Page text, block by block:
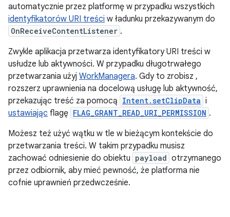
automatycznie przez platformę w przypadku wszystkich
identyfikatorów URI treści w ładunku przekazywanym do
OnReceiveContentListener .
Zwykle aplikacja przetwarza identyfikatory URI treści w
usłudze lub aktywności. W przypadku długotrwałego
przetwarzania użyj WorkManagera. Gdy to zrobisz ,
rozszerz uprawnienia na docelową usługę lub aktywność,
przekazując treść za pomocą Intent.setClipData i
ustawiając flagę FLAG_GRANT_READ_URI_PERMISSION .
Możesz też użyć wątku w tle w bieżącym kontekście do
przetwarzania treści. W takim przypadku musisz
zachować odniesienie do obiektu payload otrzymanego
przez odbiornik, aby mieć pewność, że platforma nie
cofnie uprawnień przedwcześnie.